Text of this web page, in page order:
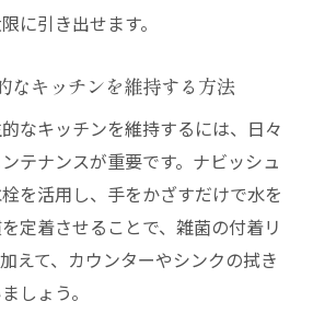
に引き出せます。
なキッチンを維持する方法
なキッチンを維持するには、日々
テナンスが重要です。ナビッシュ
を活用し、手をかざすだけで水を
定着させることで、雑菌の付着リ
えて、カウンターやシンクの拭き
しょう。